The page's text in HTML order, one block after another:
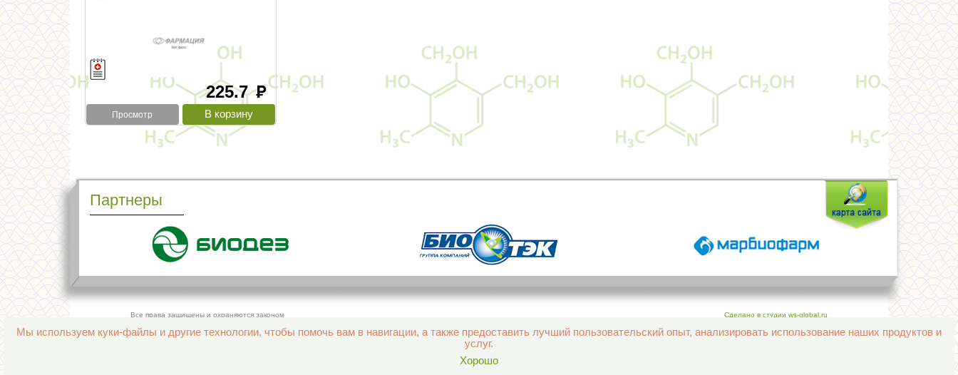
225.7руб
Просмотр
Партнеры
Мы используем куки-файлы и другие технологии, чтобы помочь вам в навигации, а также предоставить лучший пользовательский опыт, анализировать использование наших продуктов и
услуг.
Хорошо
Все права защищены и охраняются законом
© 2013–2026 Интернет-аптека Фармация
Сделано в студии ws-global.ru